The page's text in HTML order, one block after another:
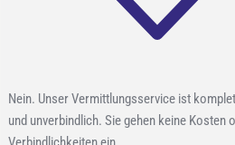
Nein. Unser Vermittlungsservice ist
und unverbindlich. Sie gehen keine Kosten